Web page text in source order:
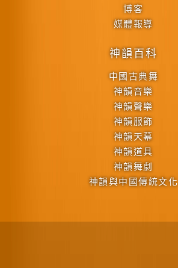
博客
媒體報導
神韻百科
中國古典舞
神韻音樂
神韻聲樂
神韻服飾
神韻天幕
神韻道具
神韻舞劇
神韻與中國傳統文化